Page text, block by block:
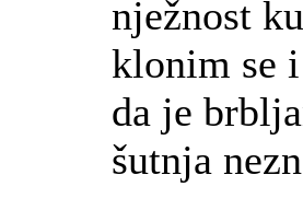
nježnost
klonim se
da je
šutnja